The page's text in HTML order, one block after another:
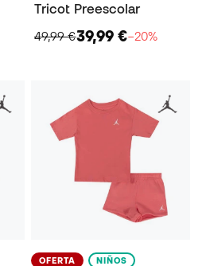
Tricot Preescolar
49,99 €39,99 €−20%
OFERTA NIÑOS